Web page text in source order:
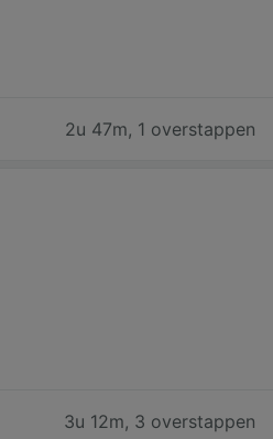
2u 47m, 1 overstappen
3u 12m, 3 overstappen